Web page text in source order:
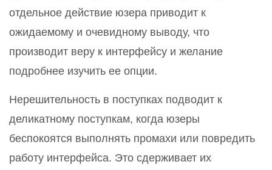
отдельное действие юзера приводит к
ожидаемому и очевидному выводу, что
производит веру к интерфейсу и желание
подробнее изучить ее опции.
Нерешительность в поступках подводит к
деликатному поступкам, когда юзеры
беспокоятся выполнять промахи или повредить
работу интерфейса. Это сдерживает их